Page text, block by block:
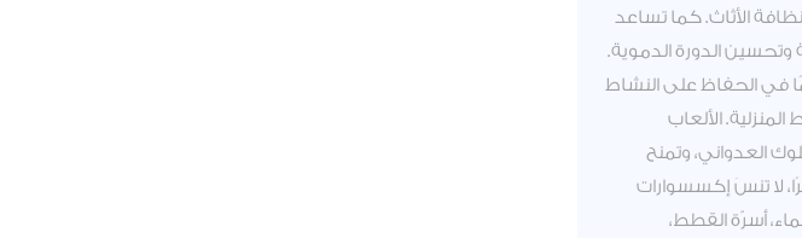
الأثاث. كما تساعد
الدورة الدموية.
في الحفاظ على النشاط
الألعاب
العدواني، وتمنح
لا تنسَ إكسسوارات
أسرّة القطط،